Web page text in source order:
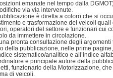
emanate nel tempo dalla
via via intervenute.
è diretta a coloro che si
e trasformazione dei veicoli
operatori del settore e funzionari cui
da immettere in circolazione.
pronta consultazione degli
della pubblicazione, nelle prime
sistematico/analitico e all’indice
e principale autore della
funzionario della Motorizzazione,
di veicoli.